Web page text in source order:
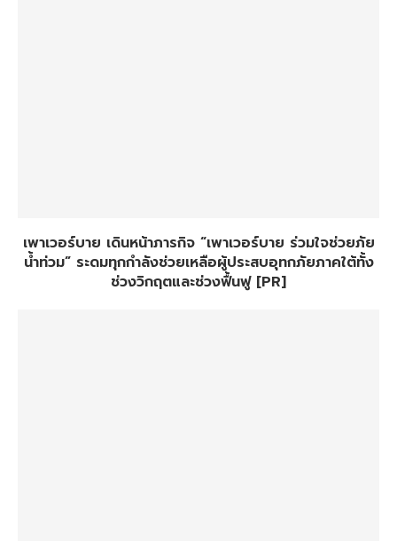
เพาเวอร์บาย เดินหน้าภารกิจ “เพาเวอร์บาย ร่วมใจช่วยภัย
น้ำท่วม” ระดมทุกกำลังช่วยเหลือผู้ประสบอุทกภัยภาคใต้ทั้ง
ช่วงวิกฤตและช่วงฟื้นฟู [PR]